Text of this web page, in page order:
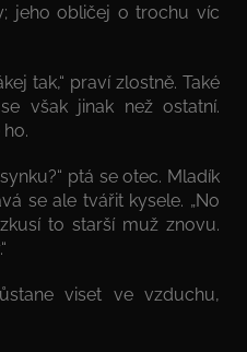
jeho obličej o trochu víc
tak,“ praví zlostně. Také
však jinak než ostatní.
ptá se otec. Mladík
se ale tvářit kysele. „No
to starší muž znovu.
viset ve vzduchu,